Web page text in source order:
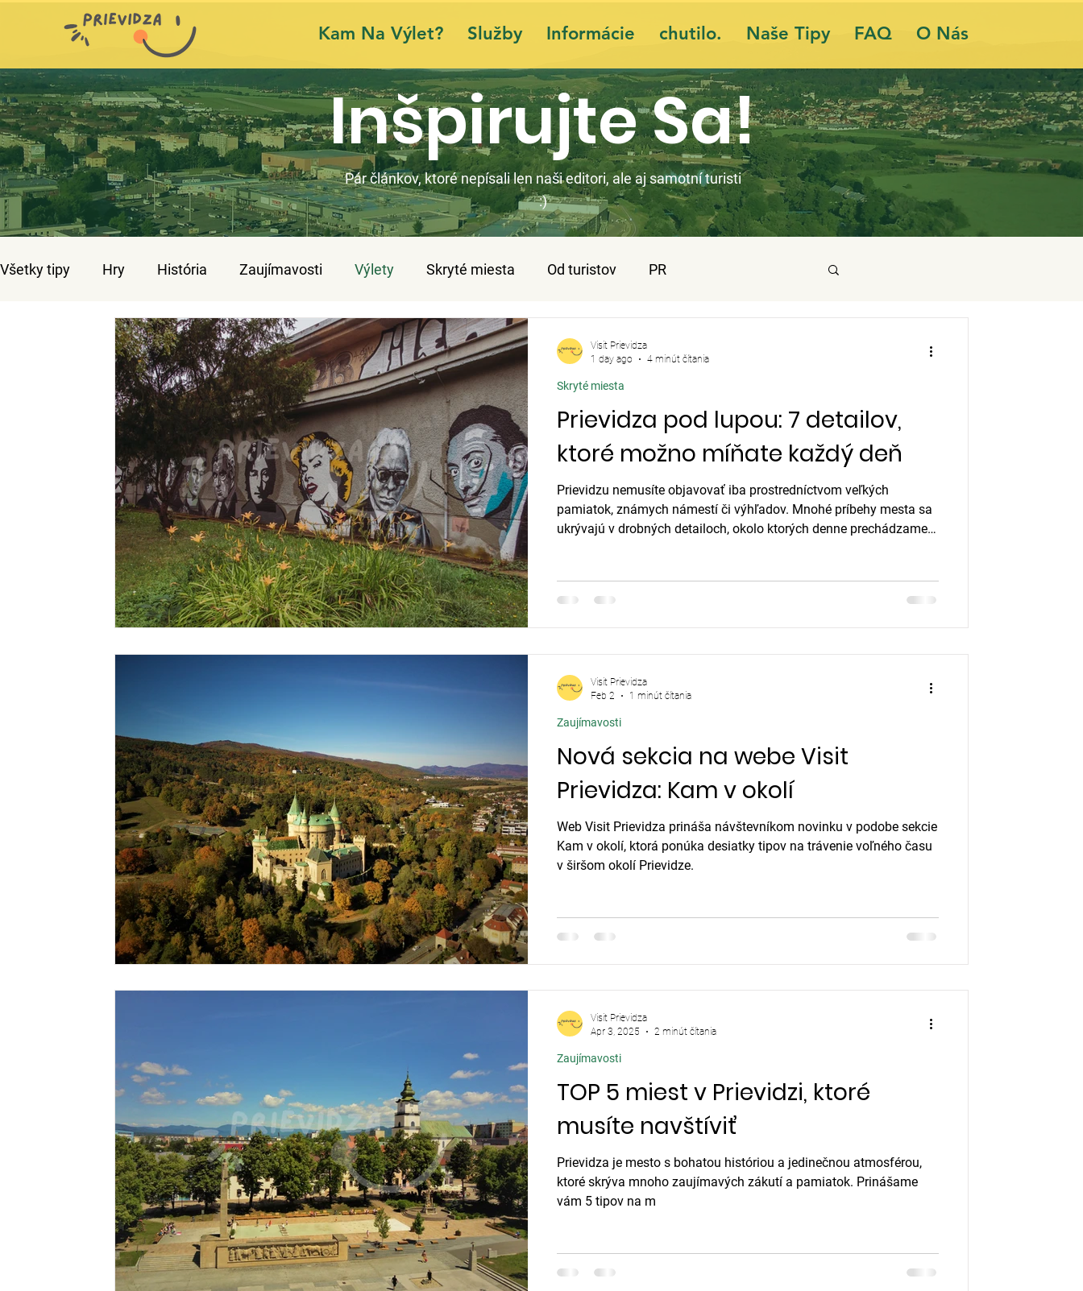
Kam Na Výlet? Služby Informácie chutilo. Naše Tipy FAQ O Nás
Inšpirujte Sa!
Pár článkov, ktoré nepísali len naši editori, ale aj samotní turisti
:)
Všetky tipy Hry História Zaujímavosti Výlety Skryté miesta Od turistov PR
Prievidza pod lupou: 7 detailov,
ktoré možno míňate každý deň
Prievidzu nemusíte objavovať iba prostredníctvom veľkých
pamiatok, známych námestí či výhľadov. Mnohé príbehy mesta sa
ukrývajú v drobných detailoch, okolo ktorých denne prechádzame
Skryté miesta
Visit Prievidza
1 day ago
4 minút čítania
Nová sekcia na webe Visit
Prievidza: Kam v okolí
Web Visit Prievidza prináša návštevníkom novinku v podobe sekcie
Kam v okolí, ktorá ponúka desiatky tipov na trávenie voľného času
v širšom okolí Prievidze.
Zaujímavosti
Visit Prievidza
Feb 2
1 minút čítania
TOP 5 miest v Prievidzi, ktoré
musíte navštíviť
Prievidza je mesto s bohatou históriou a jedinečnou atmosférou,
ktoré skrýva mnoho zaujímavých zákutí a pamiatok. Prinášame
vám 5 tipov na m
Zaujímavosti
Visit Prievidza
Apr 3, 2025
2 minút čítania